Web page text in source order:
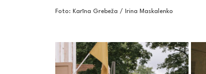
Foto: Karīna Grebeža / Irina Maskalenko